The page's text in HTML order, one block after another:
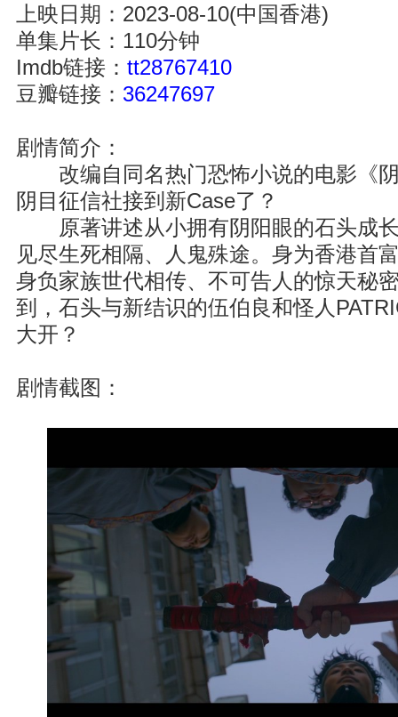
上映日期：2023-08-10(中国香港)
单集片长：110分钟
Imdb链接： tt28767410
豆瓣链接： 36247697
剧情简介：
改编自同名热门恐怖小说的电影《阴
阴目征信社接到新Case了？
原著讲述从小拥有阴阳眼的石头成长
见尽生死相隔、人鬼殊途。身为香港首
身负家族世代相传、不可告人的惊天秘
到，石头与新结识的伍伯良和怪人
大开？
剧情截图：